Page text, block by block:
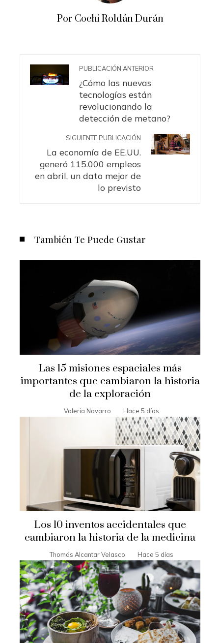
Por Cochi Roldán Durán
PUBLICACIÓN ANTERIOR
¿Cómo las nuevas
tecnologías están
revolucionando la
detección de metano?
SIGUIENTE PUBLICACIÓN
La economía de EE.UU.
generó 115.000 empleos
en abril, un dato mejor de
lo previsto
También Te Puede Gustar
Las 15 misiones espaciales más
importantes que cambiaron la historia
de la exploración
Valeria Navarro Hace 5 días
Los 10 inventos accidentales que
cambiaron la historia de la medicina
Thomás Alcantar Velasco Hace 5 días